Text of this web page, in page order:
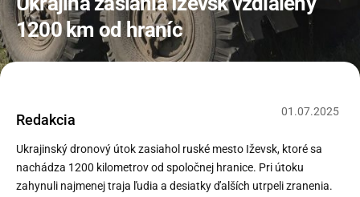
1200 km od hraníc
Redakcia 01 .07.2025
Ukrajinský dronový útok zasiahol ruské mesto Iževsk, ktoré sa
nachádza 1200 kilometrov od spoločnej hranice. Pri útoku
zahynuli najmenej traja ľudia a desiatky ďalších utrpeli zranenia.